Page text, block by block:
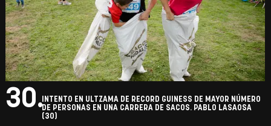
30. INTENTO EN ULTZAMA DE RECORD GUINESS DE MAYOR NÚMERO
DE PERSONAS EN UNA CARRERA DE SACOS. PABLO LASAOSA
(30)